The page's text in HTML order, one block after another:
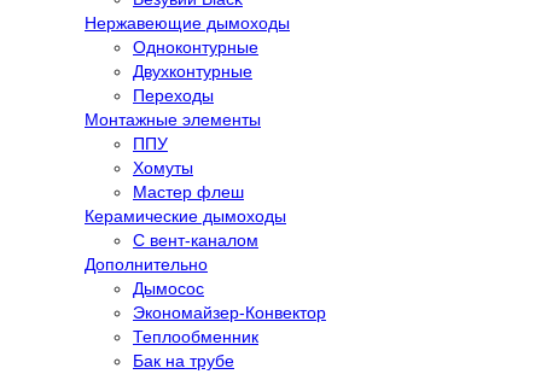
Нержавеющие дымоходы
Одноконтурные
Двухконтурные
Переходы
Монтажные элементы
ППУ
Хомуты
Мастер флеш
Керамические дымоходы
С вент-каналом
Дополнительно
Дымосос
Экономайзер-Конвектор
Теплообменник
Бак на трубе